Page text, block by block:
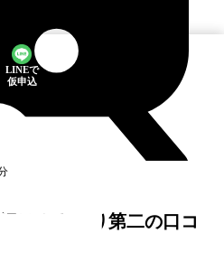
けやき通り第二の口コ
LINEで
仮申込